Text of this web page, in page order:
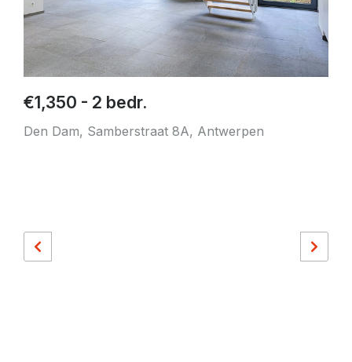
€1,350 - 2 bedr.
Den Dam, Samberstraat 8A, Antwerpen